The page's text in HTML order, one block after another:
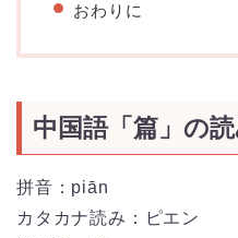
おわりに
中国語「篇」の
拼音：piān
カタカナ読み：ピエン